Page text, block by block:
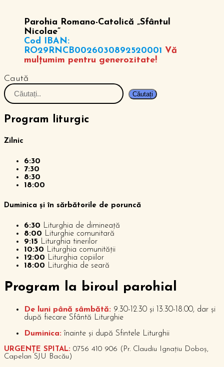
Parohia Romano-Catolică „Sfântul
Nicolae”
Cod IBAN:
RO29RNCB0026030892520001 Vă
mulțumim pentru generozitate!
Caută
Căutați
Program liturgic
Zilnic
6:30
7:30
8:30
18:00
Duminica și în sărbătorile de poruncă
6:30 Liturghia de dimineață
8:00 Liturghie comunitară
9:15 Liturghia tinerilor
10:30 Liturghia comunității
12:00 Liturghia copiilor
18:00 Liturghia de seară
Program la biroul parohial
De luni până sâmbătă: 9.30-12.30 și 13.30-18.00, dar și
după fiecare Sfântă Liturghie
Duminica: înainte și după Sfintele Liturghii
URGENȚE SPITAL: 0756 410 906 (Pr. Claudiu Ignațiu Doboș,
Capelan SJU Bacău)